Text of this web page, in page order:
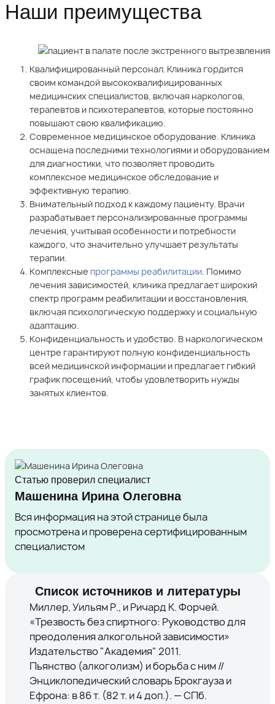
Наши преимущества
Квалифицированный персонал. Клиника гордится
своим командой высококвалифицированных
медицинских специалистов, включая наркологов,
терапевтов и психотерапевтов, которые постоянно
повышают свою квалификацию.
Современное медицинское оборудование. Клиника
оснащена последними технологиями и оборудованием
для диагностики, что позволяет проводить
комплексное медицинское обследование и
эффективную терапию.
Внимательный подход к каждому пациенту. Врачи
разрабатывает персонализированные программы
лечения, учитывая особенности и потребности
каждого, что значительно улучшает результаты
терапии.
Комплексные программы реабилитации. Помимо
лечения зависимостей, клиника предлагает широкий
спектр программ реабилитации и восстановления,
включая психологическую поддержку и социальную
адаптацию.
Конфиденциальность и удобство. В наркологическом
центре гарантируют полную конфиденциальность
всей медицинской информации и предлагает гибкий
график посещений, чтобы удовлетворить нужды
занятых клиентов.
Статью проверил специалист
Машенина Ирина Олеговна
Вся информация на этой странице была
просмотрена и проверена сертифицированным
специалистом
Список источников и литературы
Миллер, Уильям Р., и Ричард К. Форчей.
«Трезвость без спиртного: Руководство для
преодоления алкогольной зависимости»
Издательство "Академия" 2011.
Пьянство (алкоголизм) и борьба с ним //
Энциклопедический словарь Брокгауза и
Ефрона: в 86 т. (82 т. и 4 доп.). — СПб.